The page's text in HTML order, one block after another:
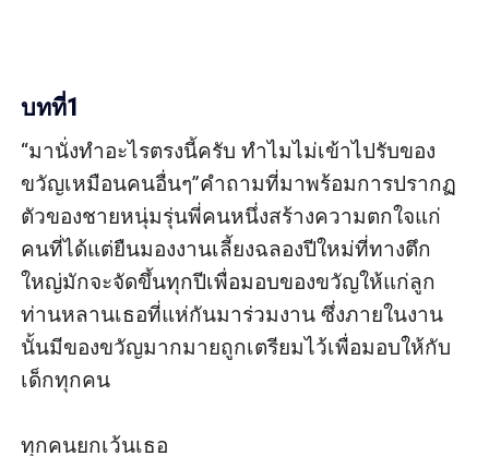
บทที่1
“มานั่งทำอะไรตรงนี้ครับ ทำไมไม่เข้าไปรับของ
ขวัญเหมือนคนอื่นๆ”คำถามที่มาพร้อมการปรากฏ
ตัวของชายหนุ่มรุ่นพี่คนหนึ่งสร้างความตกใจแก่
คนที่ได้แต่ยืนมองงานเลี้ยงฉลองปีใหม่ที่ทางตึก
ใหญ่มักจะจัดขึ้นทุกปีเพื่อมอบของขวัญให้แก่ลูก
ท่านหลานเธอที่แห่กันมาร่วมงาน ซึ่งภายในงาน
นั้นมีของขวัญมากมายถูกเตรียมไว้เพื่อมอบให้กับ
เด็กทุกคน
ทุกคนยกเว้นเธอ